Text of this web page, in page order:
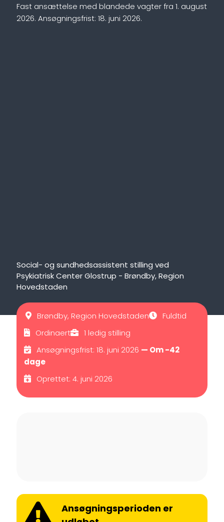
Fast ansættelse med blandede vagter fra 1. august
2026. Ansøgningsfrist: 18. juni 2026.
Social- og sundhedsassistent stilling ved
Psykiatrisk Center Glostrup - Brøndby, Region
Hovedstaden
Brøndby, Region Hovedstaden
Fuldtid
Ordinaert
1 ledig stilling
Ansøgningsfrist: 18. juni 2026 — Om -42
dage
Oprettet: 4. juni 2026
Ansøgningsperioden er